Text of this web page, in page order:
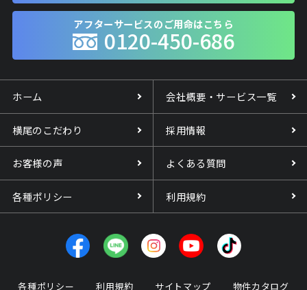
アフターサービスのご用命はこちら
0120-450-686
ホーム 会社概要・サービス一覧
横尾のこだわり 採用情報
お客様の声 よくある質問
各種ポリシー 利用規約
各種ポリシー 利用規約 サイトマップ 物件カタログ